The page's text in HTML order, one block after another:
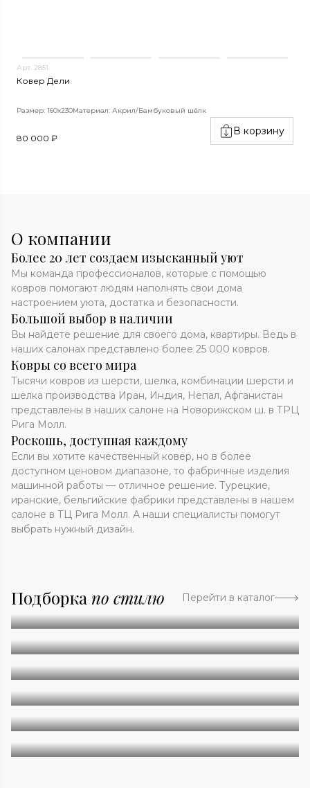
Арт. 2851
Ковер Дели
Размер: 160х230Материал: Акрил/Бамбуковый шёлк
80 000 ₽
В корзину
О компании
Более 20 лет создаем изысканный уют
Мы команда профессионалов, которые с помощью
ковров помогают людям наполнять свои дома
настроением уюта, достатка и безопасности.
Большой выбор в наличии
Вы найдете решение для своего дома, квартиры. Ведь в
наших салонах представлено более 25 000 ковров.
Ковры со всего мира
Тысячи ковров из шерсти, шелка, комбинации шерсти и
шелка производства Иран, Индия, Непал, Афганистан
представлены в наших салоне на Новорижском ш. в ТРЦ
Рига Молл.
Роскошь, доступная каждому
Если вы хотите качественный ковер, но в более
доступном ценовом диапазоне, то фабричные изделия
машинной работы — отличное решение. Турецкие,
иранские, бельгийские фабрики представлены в нашем
салоне в ТЦ Рига Молл. А наши специалисты помогут
выбрать нужный дизайн.
Подборка по стилю Перейти в каталог
Абстракция
Однотонные
Геометрия
Классические
Современные
Дизайнерские